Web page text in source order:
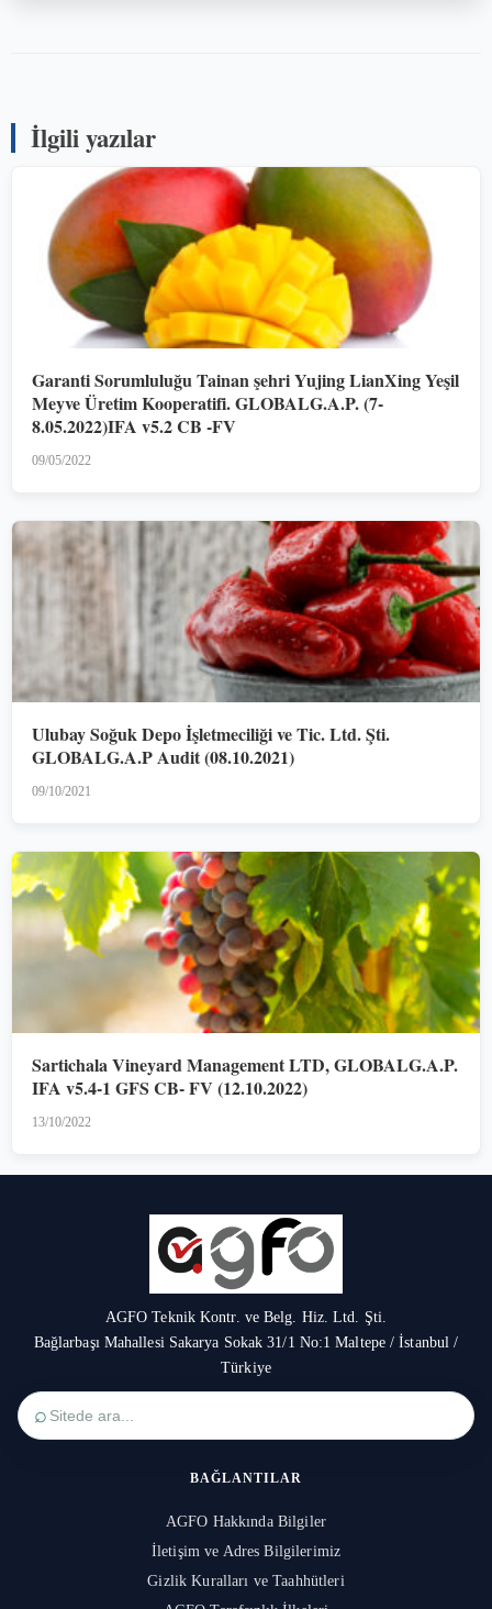
İlgili yazılar
Garanti Sorumluluğu Tainan şehri Yujing LianXing Yeşil
Meyve Üretim Kooperatifi. GLOBALG.A.P. (7-
8.05.2022)IFA v5.2 CB -FV
09/05/2022
Ulubay Soğuk Depo İşletmeciliği ve Tic. Ltd. Şti.
GLOBALG.A.P Audit (08.10.2021)
09/10/2021
Sartichala Vineyard Management LTD, GLOBALG.A.P.
IFA v5.4-1 GFS CB- FV (12.10.2022)
13/10/2022
AGFO Teknik Kontr. ve Belg. Hiz. Ltd. Şti.
Bağlarbaşı Mahallesi Sakarya Sokak 31/1 No:1 Maltepe / İstanbul /
Türkiye
⌕
BAĞLANTILAR
AGFO Hakkında Bilgiler
İletişim ve Adres Bilgilerimiz
Gizlik Kuralları ve Taahhütleri